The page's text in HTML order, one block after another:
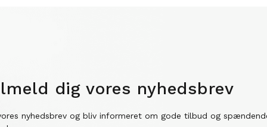
dig vores nyhedsbrev
nyhedsbrev og bliv informeret om gode tilbud og